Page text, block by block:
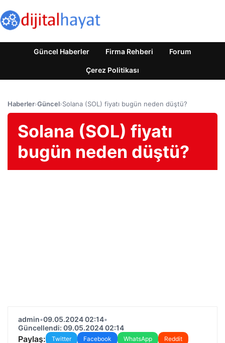
Güncel Haberler Firma Rehberi Forum
Çerez Politikası
Haberler›Güncel›Solana (SOL) fiyatı bugün neden düştü?
Solana (SOL) fiyatı
bugün neden düştü?
admin•09.05.2024 02:14•
Güncellendi: 09.05.2024 02:14
Paylaş: Twitter Facebook WhatsApp
Reddit